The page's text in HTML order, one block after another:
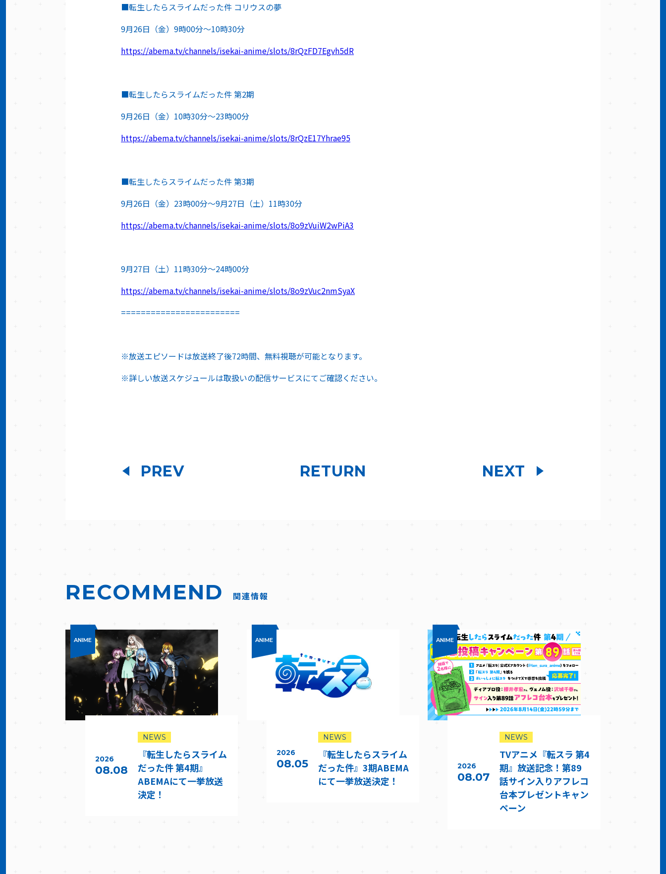
■転生したらスライムだった件 コリウスの夢
9月26日（金）9時00分～10時30分
https://abema.tv/channels/isekai-anime/slots/8rQzFD7Egvh5dR
■転生したらスライムだった件 第2期
9月26日（金）10時30分〜23時00分
https://abema.tv/channels/isekai-anime/slots/8rQzE17Yhrae95
■転生したらスライムだった件 第3期
9月26日（金）23時00分〜9月27日（土）11時30分
https://abema.tv/channels/isekai-anime/slots/8o9zVuiW2wPiA3
9月27日（土）11時30分〜24時00分
https://abema.tv/channels/isekai-anime/slots/8o9zVuc2nmSyaX
========================
※放送エピソードは放送終了後72時間、無料視聴が可能となります。
※詳しい放送スケジュールは取扱いの配信サービスにてご確認ください。
PREV RETURN NEXT
RECOMMEND 関連情報
ANIME
2026
08.08
NEWS
『転生したらスライム
だった件 第4期』
ABEMAにて一挙放送
決定！
ANIME
2026
08.05
NEWS
『転生したらスライム
だった件』3期ABEMA
にて一挙放送決定！
ANIME
2026
08.07
NEWS
TVアニメ『転スラ 第4
期』放送記念！第89
話サイン入りアフレコ
台本プレゼントキャン
ペーン